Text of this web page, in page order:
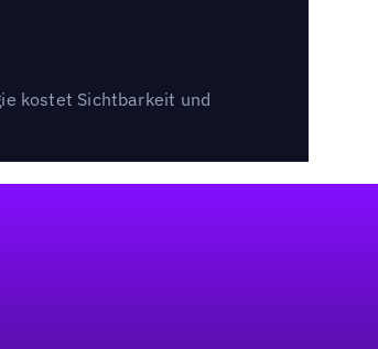
kostet Sichtbarkeit und